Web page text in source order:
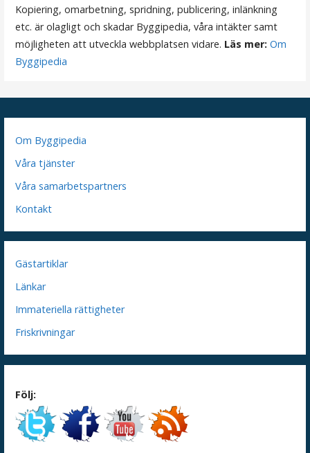
Kopiering, omarbetning, spridning, publicering, inlänkning
etc. är olagligt och skadar Byggipedia, våra intäkter samt
möjligheten att utveckla webbplatsen vidare. Läs mer: Om
Byggipedia
Om Byggipedia
Våra tjänster
Våra samarbetspartners
Kontakt
Gästartiklar
Länkar
Immateriella rättigheter
Friskrivningar
Följ: